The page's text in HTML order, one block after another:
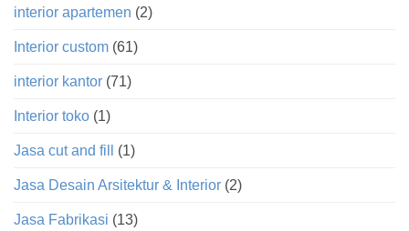
interior apartemen (2)
Interior custom (61)
interior kantor (71)
Interior toko (1)
Jasa cut and fill (1)
Jasa Desain Arsitektur & Interior (2)
Jasa Fabrikasi (13)